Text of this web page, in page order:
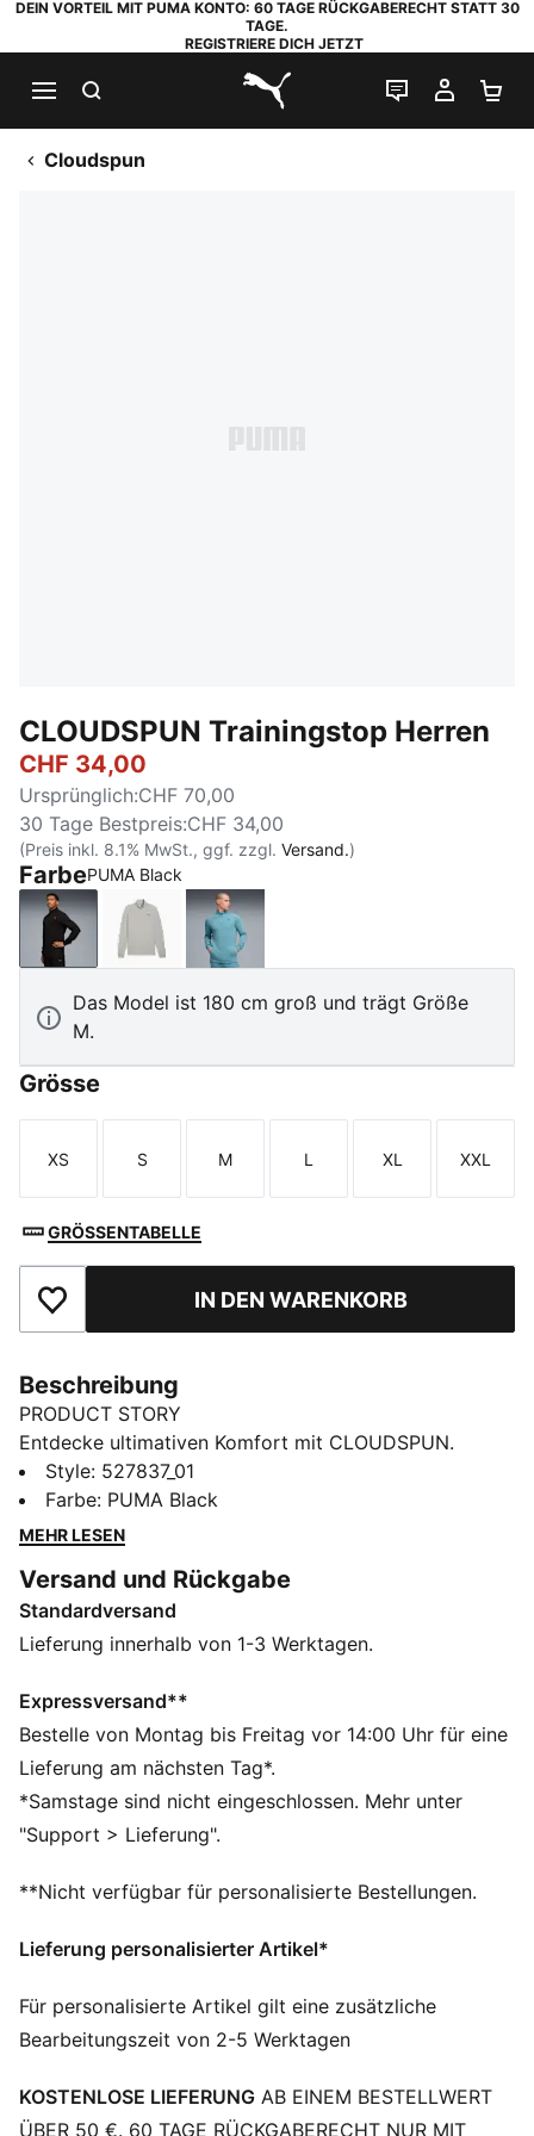
DEIN VORTEIL MIT PUMA KONTO: 60 TAGE RÜCKGABERECHT STATT 30
TAGE.
REGISTRIERE DICH JETZT
PUMA.com
LIVE-CHAT
MEIN
Cloudspun
CLOUDSPUN Trainingstop Herren
CHF 34,00
Ursprünglich:CHF 70,00
30 Tage Bestpreis:CHF 34,00
(Preis inkl. 8.1% MwSt., ggf. zzgl. Versand.)
FarbePUMA Black
PUMA BlackLight Gray Heather
Baltic Sea Blue
Das Model ist 180 cm groß und trägt Größe
M.
Grösse
Größe
XS
Größe
S
Größe
M
Größe
L
Größe
XL
Größe
XXL
GRÖSSENTABELLE
Zu Favoriten hinzufügenIN DEN WARENKORB
Beschreibung
PRODUCT STORY
Entdecke ultimativen Komfort mit CLOUDSPUN.
Dieses Trainingstop kombiniert ultraweiches Material
mit feuchtigkeitsableitendem dryCELL und Vier-Wege-
Stretch für uneingeschränkte Bewegungsfreiheit. Mit
praktischen Taschen auf der Vorderseite für deine
Essentials.
FEATURES + VORTEILE
vom Körper ableitet und dafür sorgt, dass du beim
Training schweißfrei bleibst
Hergestellt aus mindestens 50 % recycelten
Materialien.
DETAILS
Passform: Regulär
Ausschnitt: Kragen
Verschluss: Kurzer Reißverschluss
Style: 527837_01
Farbe: PUMA Black
MEHR LESEN
Versand und Rückgabe
Standardversand
Lieferung innerhalb von 1-3 Werktagen.
Expressversand**
Bestelle von Montag bis Freitag vor 14:00 Uhr für eine
Lieferung am nächsten Tag*.
*Samstage sind nicht eingeschlossen. Mehr unter
"Support > Lieferung".
**Nicht verfügbar für personalisierte Bestellungen.
Lieferung personalisierter Artikel*
Für personalisierte Artikel gilt eine zusätzliche
Bearbeitungszeit von 2-5 Werktagen
KOSTENLOSE LIEFERUNG AB EINEM BESTELLWERT
ÜBER 50 €. 60 TAGE RÜCKGABERECHT NUR MIT